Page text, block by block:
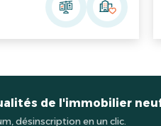
de l'immobilier
désinscription en un clic.